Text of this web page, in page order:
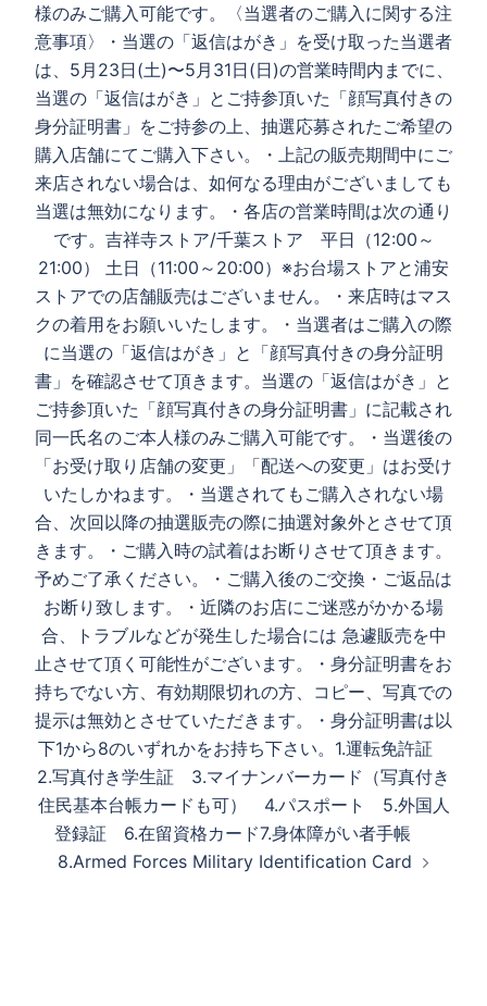
様のみご購入可能です。 〈当選者のご購入に関する注
意事項〉 ・当選の「返信はがき」を受け取った当選者
は、5月23日(土)〜5月31日(日)の営業時間内までに、
当選の「返信はがき」とご持参頂いた「顔写真付きの
身分証明書」をご持参の上、抽選応募されたご希望の
購入店舗にてご購入下さい。 ・上記の販売期間中にご
来店されない場合は、如何なる理由がございましても
当選は無効になります。 ・各店の営業時間は次の通り
です。 吉祥寺ストア/千葉ストア 平日（12:00～
21:00） 土日（11:00～20:00）※お台場ストアと浦安
ストアでの店舗販売はございません。 ・来店時はマス
クの着用をお願いいたします。 ・当選者はご購入の際
に当選の「返信はがき」と「顔写真付きの身分証明
書」を確認させて頂きます。当選の「返信はがき」と
ご持参頂いた「顔写真付きの身分証明書」に記載され
同一氏名のご本人様のみご購入可能です。 ・当選後の
「お受け取り店舗の変更」「配送への変更」はお受け
いたしかねます。 ・当選されてもご購入されない場
合、次回以降の抽選販売の際に抽選対象外とさせて頂
きます。 ・ご購入時の試着はお断りさせて頂きます。
予めご了承ください。 ・ご購入後のご交換・ご返品は
お断り致します。 ・近隣のお店にご迷惑がかかる場
合、トラブルなどが発生した場合には 急遽販売を中
止させて頂く可能性がございます。 ・身分証明書をお
持ちでない方、有効期限切れの方、コピー、写真での
提示は無効とさせていただきます。 ・身分証明書は以
下1から8のいずれかをお持ち下さい。 1.運転免許証
2.写真付き学生証 3.マイナンバーカード（写真付き
住民基本台帳カードも可） 4.パスポート 5.外国人
登録証 6.在留資格カード 7.身体障がい者手帳
8.Armed Forces Military Identification Card